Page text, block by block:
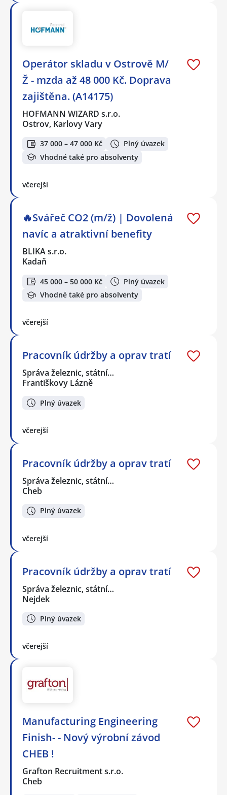
Operátor skladu v Ostrově M/
Ž - mzda až 48 000 Kč. Doprava
zajištěna. (A14175)
HOFMANN WIZARD s.r.o.
Ostrov, Karlovy Vary
37 000 – 47 000 Kč
Plný úvazek
Vhodné také pro absolventy
včerejší
🔥Svářeč CO2 (m/ž) | Dovolená
navíc a atraktivní benefity
BLIKA s.r.o.
Kadaň
45 000 – 50 000 Kč
Plný úvazek
Vhodné také pro absolventy
včerejší
Pracovník údržby a oprav tratí
Správa železnic, státní…
Františkovy Lázně
Plný úvazek
včerejší
Pracovník údržby a oprav tratí
Správa železnic, státní…
Cheb
Plný úvazek
včerejší
Pracovník údržby a oprav tratí
Správa železnic, státní…
Nejdek
Plný úvazek
včerejší
Manufacturing Engineering
Finish- - Nový výrobní závod
CHEB !
Grafton Recruitment s.r.o.
Cheb